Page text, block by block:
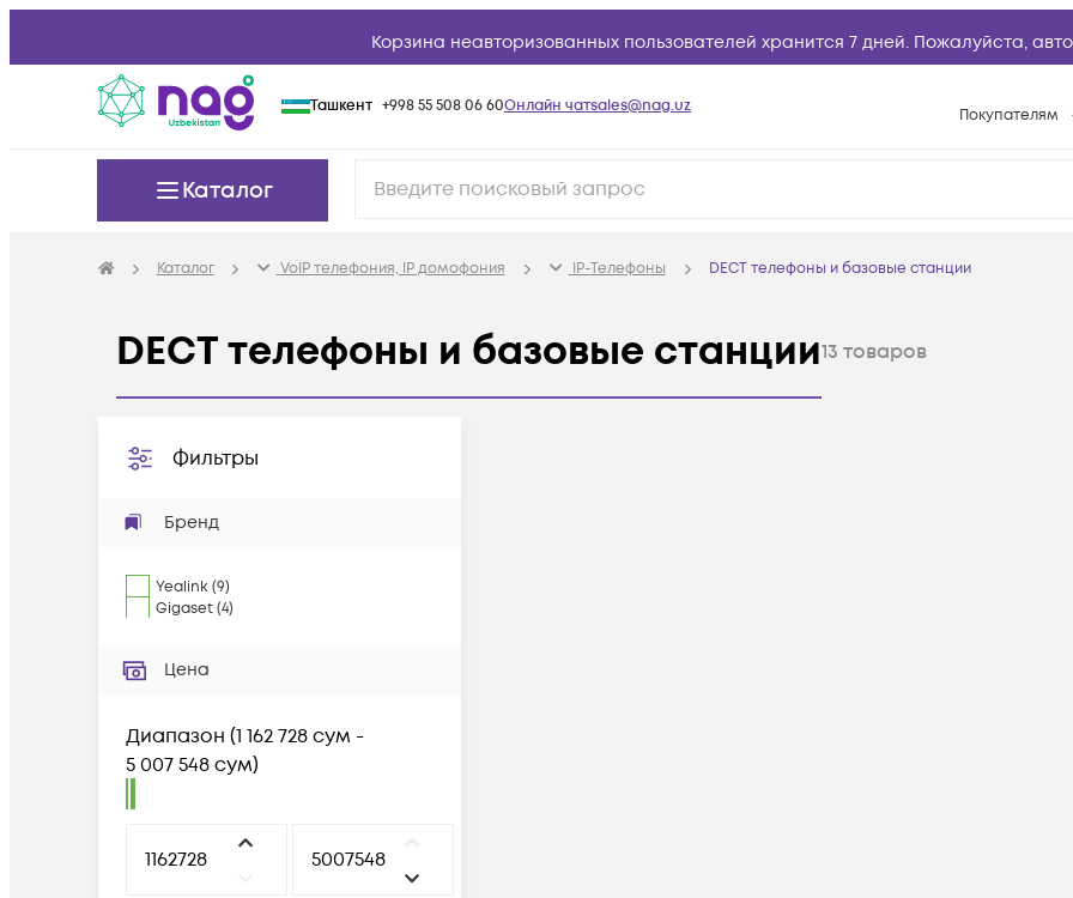
Корзина неавторизованных пользователей хранится 7 дней. Пожалуйста,
Ташкент +998 55 508 06 60Онлайн чатsales@nag.uz Покупателям
Каталог
Каталог VoIP телефония, IP домофония IP-Телефоны DECT телефоны и базовые станции
DECT телефоны и базовые станции13 товаров
Фильтры
Бренд
Yealink(9)
Gigaset(4)
Цена
Диапазон (1 162 728 сум -
5 007 548 сум)